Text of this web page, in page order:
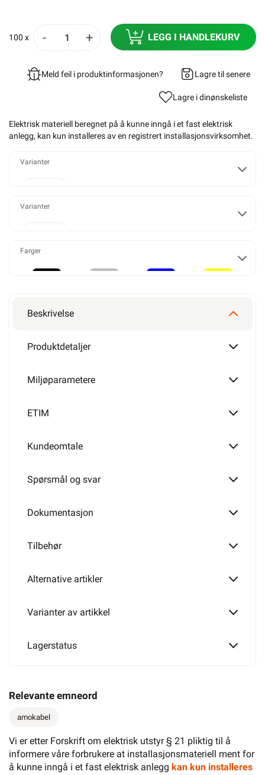
100 x - + LEGG I HANDLEKURV
Meld feil i produktinformasjonen? Lagre til senere
Lagre i dinønskeliste
Elektrisk materiell beregnet på å kunne inngå i et fast elektrisk
anlegg, kan kun installeres av en registrert installasjonsvirksomhet.
Varianter
Varianter
100m - Snelle
Farger
Beskrivelse
Produktdetaljer
Miljøparametere
ETIM
Kundeomtale
Spørsmål og svar
Dokumentasjon
Tilbehør
Alternative artikler
Varianter av artikkel
Lagerstatus
Relevante emneord
amokabel
Vi er etter Forskrift om elektrisk utstyr § 21 pliktig til å
informere våre forbrukere at installasjonsmateriell ment for
å kunne inngå i et fast elektrisk anlegg kan kun installeres